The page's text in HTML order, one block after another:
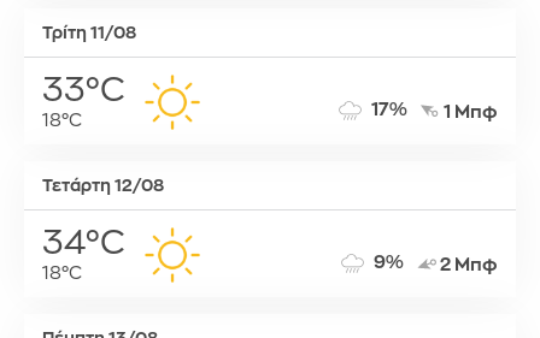
Τρίτη 11/08
33°C
18°C
17% 1 Μπφ
Τετάρτη 12/08
34°C
18°C
9% 2 Μπφ